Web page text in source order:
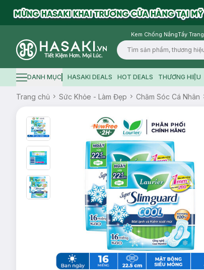
Kem Chống NắngTẩy Trang
Logo
Hamburger icon
DANH MỤC HASAKI DEALS HOT DEALS THƯƠNG HIỆU
Trang chủ Sức Khỏe - Làm Đẹp Chăm Sóc Cá Nhân